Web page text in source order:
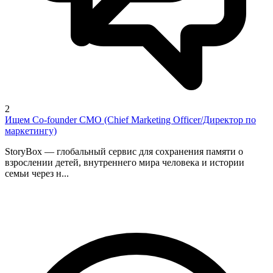
2
Ищем Co-founder CMO (Chief Marketing Officer/Директор по
маркетингу)
StoryBox — глобальный сервис для сохранения памяти о
взрослении детей, внутреннего мира человека и истории
семьи через н...